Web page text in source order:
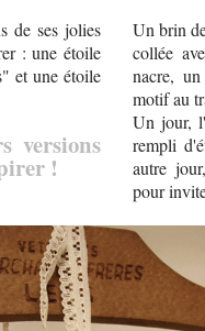
de ses jolies
: une étoile
et une étoile
versions
!
Un brin
collée
nacre,
motif au
Un jour,
rempli
autre
pour